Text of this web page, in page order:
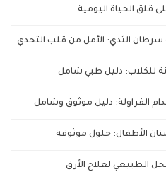
قلق الحياة اليومية
الثدي: الأمل من قلب التحدي
للكلاب: دليل طبي شامل
الفراولة: دليل موثوق وشامل
الأطفال: حلول موثوقة
الطبيعي لعلاج الأرق